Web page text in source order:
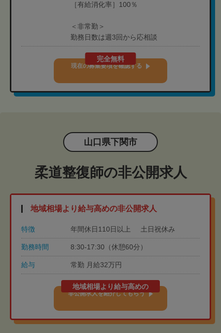
［有給消化率］100％
＜非常勤＞
勤務日数は週3回から応相談
完全無料
現在の募集要項を確認する
山口県下関市
柔道整復師の非公開求人
地域相場より給与高めの非公開求人
特徴 年間休日110日以上 土日祝休み
勤務時間 8:30-17:30（休憩60分）
給与 常勤 月給32万円
地域相場より給与高めの
非公開求人を紹介してもらう